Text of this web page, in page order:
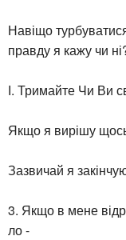
Навіщо
правду я кажу чи
І. Тримайте Чи Ви
Якщо я вирішу
Зазвичай я
3. Якщо в мене
ло -